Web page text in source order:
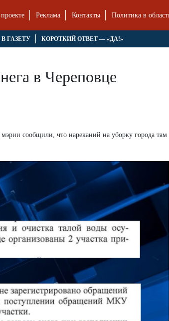
Реклама Контакты Политика в
ГАЗЕТУ КОРОТКИЙ ОТВЕТ — «ДА!»
в Череповце
сообщили, что нареканий на уборку города там